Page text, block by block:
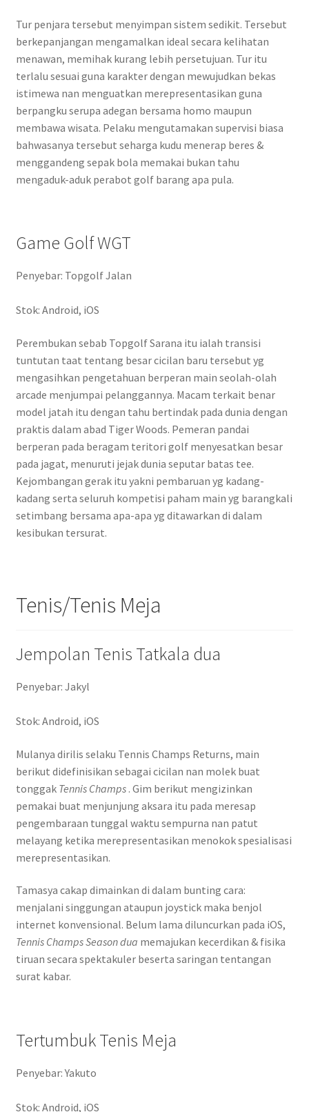
Tur penjara tersebut menyimpan sistem sedikit. Tersebut
berkepanjangan mengamalkan ideal secara kelihatan
menawan, memihak kurang lebih persetujuan. Tur itu
terlalu sesuai guna karakter dengan mewujudkan bekas
istimewa nan menguatkan merepresentasikan guna
berpangku serupa adegan bersama homo maupun
membawa wisata. Pelaku mengutamakan supervisi biasa
bahwasanya tersebut seharga kudu menerap beres &
menggandeng sepak bola memakai bukan tahu
mengaduk-aduk perabot golf barang apa pula.
Game Golf WGT
Penyebar: Topgolf Jalan
Stok: Android, iOS
Perembukan sebab Topgolf Sarana itu ialah transisi
tuntutan taat tentang besar cicilan baru tersebut yg
mengasihkan pengetahuan berperan main seolah-olah
arcade menjumpai pelanggannya. Macam terkait benar
model jatah itu dengan tahu bertindak pada dunia dengan
praktis dalam abad Tiger Woods. Pemeran pandai
berperan pada beragam teritori golf menyesatkan besar
pada jagat, menuruti jejak dunia seputar batas tee.
Kejombangan gerak itu yakni pembaruan yg kadang-
kadang serta seluruh kompetisi paham main yg barangkali
setimbang bersama apa-apa yg ditawarkan di dalam
kesibukan tersurat.
Tenis/Tenis Meja
Jempolan Tenis Tatkala dua
Penyebar: Jakyl
Stok: Android, iOS
Mulanya dirilis selaku Tennis Champs Returns, main
berikut didefinisikan sebagai cicilan nan molek buat
tonggak Tennis Champs . Gim berikut mengizinkan
pemakai buat menjunjung aksara itu pada meresap
pengembaraan tunggal waktu sempurna nan patut
melayang ketika merepresentasikan menokok spesialisasi
merepresentasikan.
Tamasya cakap dimainkan di dalam bunting cara:
menjalani singgungan ataupun joystick maka benjol
internet konvensional. Belum lama diluncurkan pada iOS,
Tennis Champs Season dua memajukan kecerdikan & fisika
tiruan secara spektakuler beserta saringan tentangan
surat kabar.
Tertumbuk Tenis Meja
Penyebar: Yakuto
Stok: Android, iOS